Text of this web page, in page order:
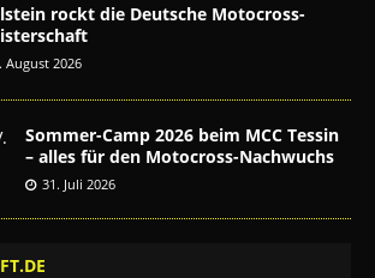
rockt die Deutsche Motocross-
August 2026
Sommer-Camp 2026 beim MCC Tessin
– alles für den Motocross-Nachwuchs
31. Juli 2026